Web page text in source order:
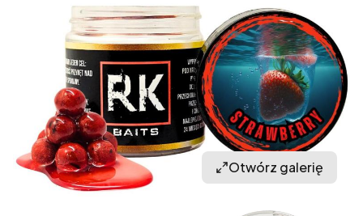
Otwórz galerię